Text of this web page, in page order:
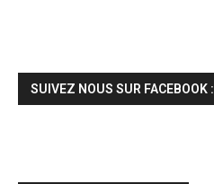
SUIVEZ NOUS SUR FACEBOOK :